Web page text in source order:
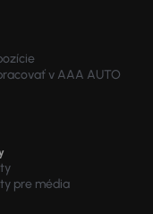
v AAA AUTO
pre média